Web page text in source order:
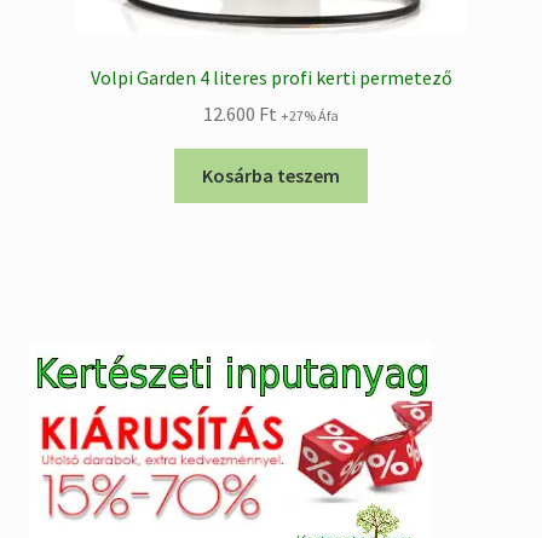
Volpi Garden 4 literes profi kerti permetező
12.600 Ft +27% Áfa
Kosárba teszem